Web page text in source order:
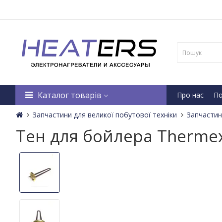
Каталог товарів Про нас
Запчастини для великої побутової техніки
Тен для бойлера